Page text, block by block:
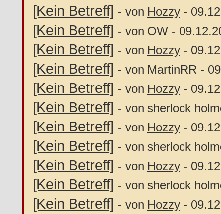
[Kein Betreff] - von Hozzy -
[Kein Betreff] - von OW -
[Kein Betreff] - von Hozzy -
[Kein Betreff] - von MartinRR -
[Kein Betreff] - von Hozzy -
[Kein Betreff] - von sherlock
[Kein Betreff] - von Hozzy -
[Kein Betreff] - von sherlock
[Kein Betreff] - von Hozzy -
[Kein Betreff] - von sherlock
[Kein Betreff] - von Hozzy -